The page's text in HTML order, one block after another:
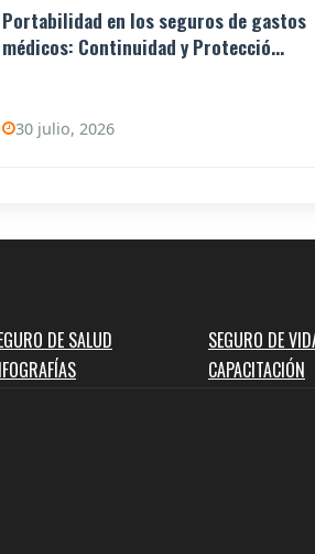
Portabilidad en los seguros de gastos
médicos: Continuidad y Protecció...
30 julio, 2026
DE SALUD SEGURO DE
CAPACITACIÓN